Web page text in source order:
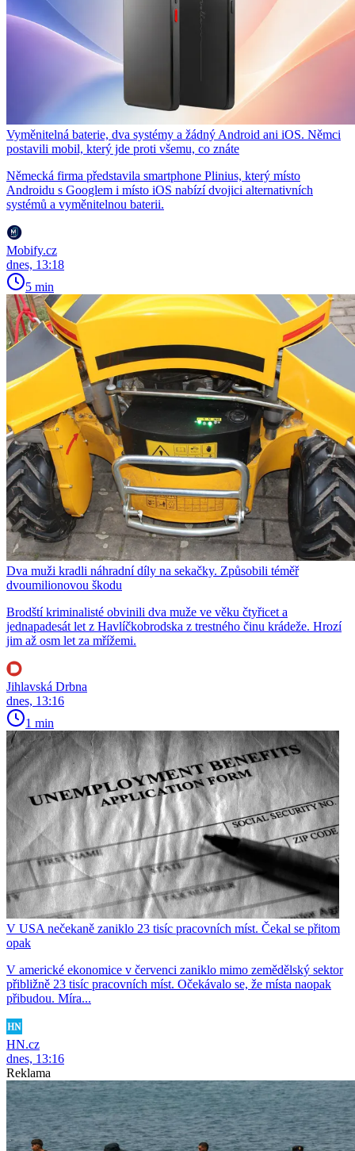
Vyměnitelná baterie, dva systémy a žádný Android ani iOS. Němci
postavili mobil, který jde proti všemu, co znáte
Německá firma představila smartphone Plinius, který místo
Androidu s Googlem i místo iOS nabízí dvojici alternativních
systémů a vyměnitelnou baterii.
Mobify.cz
dnes, 13:18
5 min
Dva muži kradli náhradní díly na sekačky. Způsobili téměř
dvoumilionovou škodu
Brodští kriminalisté obvinili dva muže ve věku čtyřicet a
jednapadesát let z Havlíčkobrodska z trestného činu krádeže. Hrozí
jim až osm let za mřížemi.
Jihlavská Drbna
dnes, 13:16
1 min
V USA nečekaně zaniklo 23 tisíc pracovních míst. Čekal se přitom
opak
V americké ekonomice v červenci zaniklo mimo zemědělský sektor
přibližně 23 tisíc pracovních míst. Očekávalo se, že místa naopak
přibudou. Míra...
HN.cz
dnes, 13:16
Reklama